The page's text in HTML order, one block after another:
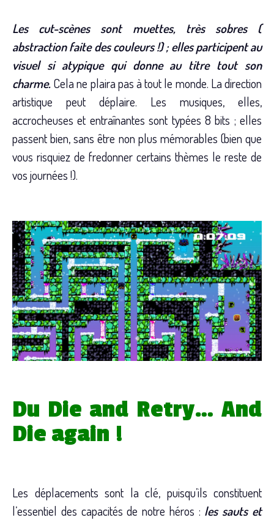
Les cut-scènes sont muettes, très sobres (
abstraction faite des couleurs !) ; elles participent au
visuel si atypique qui donne au titre tout son
charme.Cela ne plaira pas à tout le monde. La direction
artistique peut déplaire. Les musiques, elles,
accrocheuses et entraînantes sont typées 8 bits ; elles
passent bien, sans être non plus mémorables (bien que
vous risquiez de fredonner certains thèmes le reste de
vos journées !).
Du Die and Retry… And
Die again !
Les déplacements sont la clé, puisqu’ils constituent
l’essentiel des capacités de notre héros : les sauts et